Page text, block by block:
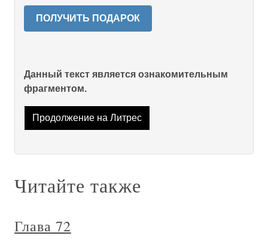
ПОЛУЧИТЬ ПОДАРОК
Данный текст является ознакомительным
фрагментом.
Продолжение на Литрес
Читайте также
Глава 72